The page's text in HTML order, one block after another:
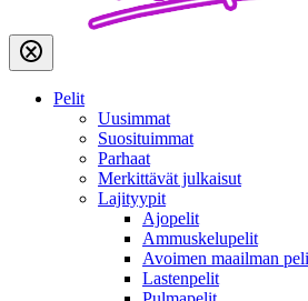
Pelit
Uusimmat
Suosituimmat
Parhaat
Merkittävät julkaisut
Lajityypit
Ajopelit
Ammuskelupelit
Avoimen maailman
Lastenpelit